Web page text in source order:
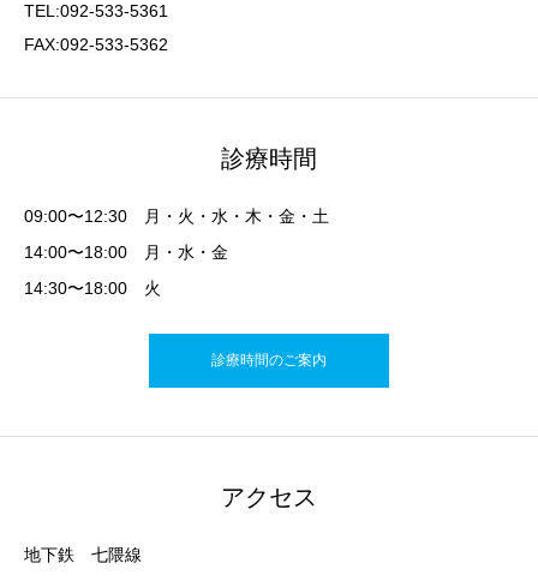
TEL:092-533-5361
FAX:092-533-5362
診療時間
09:00〜12:30 月・火・水・木・金・土
14:00〜18:00 月・水・金
14:30〜18:00 火
診療時間のご案内
アクセス
地下鉄 七隈線